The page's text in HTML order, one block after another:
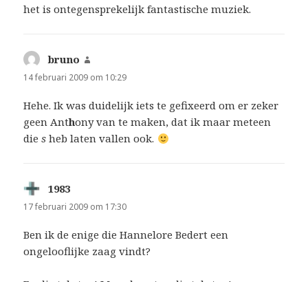
het is ontegensprekelijk fantastische muziek.
bruno
14 februari 2009 om 10:29
Hehe. Ik was duidelijk iets te gefixeerd om er zeker
geen Anthony van te maken, dat ik maar meteen
dies heb laten vallen ook.
1983
17 februari 2009 om 17:30
Ben ik de enige die Hannelore Bedert een
ongelooflijke zaag vindt?